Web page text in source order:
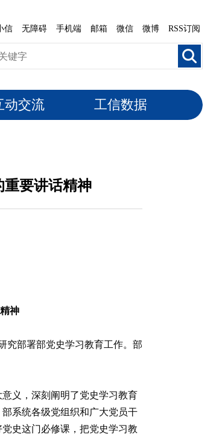
信 无障碍 手机端 邮箱 微信 微博 RSS订阅
动交流 工信数据
重要讲话精神
神
部署部党史学习教育工作。部
义，深刻阐明了党史学习教育
系统各级党组织和广大党员干
史这门必修课，把党史学习教